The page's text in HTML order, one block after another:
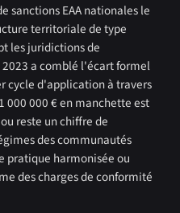
sanctions EAA nationales le
territoriale de type
les juridictions de
a comblé l'écart formel
cycle d'application à travers
000 000 € en manchette est
reste un chiffre de
des communautés
pratique harmonisée ou
des charges de conformité